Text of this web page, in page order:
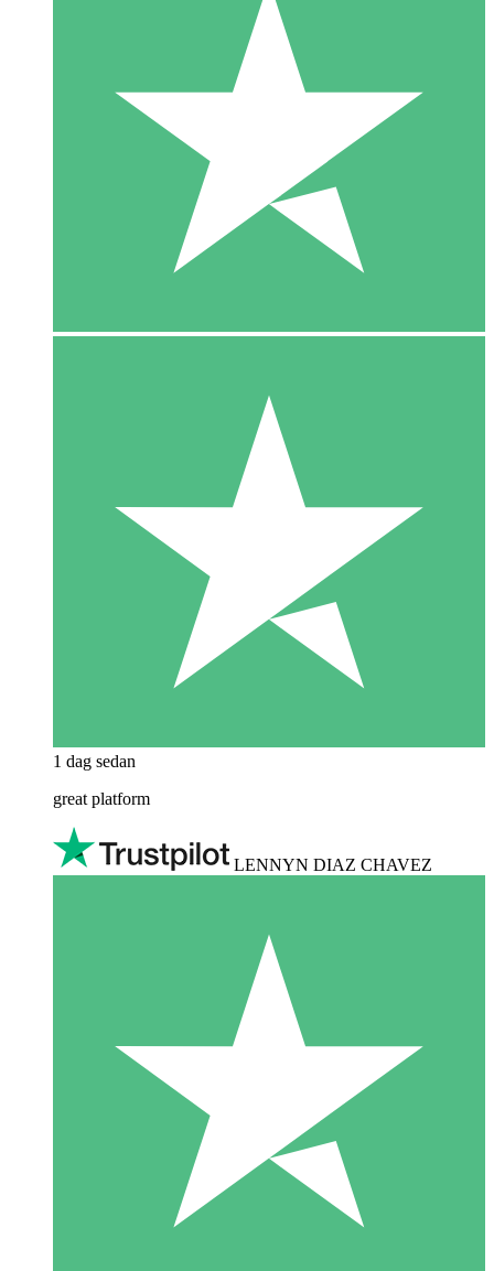
1 dag sedan
great platform
LENNYN DIAZ CHAVEZ